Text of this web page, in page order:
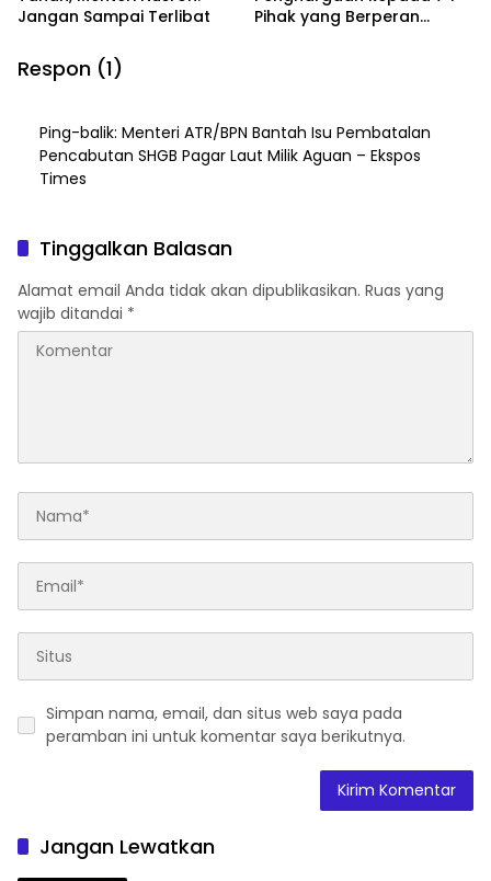
Jangan Sampai Terlibat
Pihak yang Berperan
Respon (1)
Ping-balik: Menteri ATR/BPN Bantah Isu Pembatalan
Pencabutan SHGB Pagar Laut Milik Aguan – Ekspos
Times
Tinggalkan Balasan
Alamat email Anda tidak akan dipublikasikan. Ruas yang
wajib ditandai *
Simpan nama, email, dan situs web saya pada
peramban ini untuk komentar saya berikutnya.
Jangan Lewatkan